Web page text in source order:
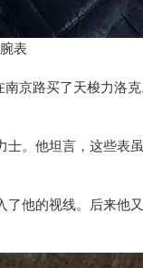
表
京路买了天梭力洛
。他坦言，这些表
他的视线。后来他